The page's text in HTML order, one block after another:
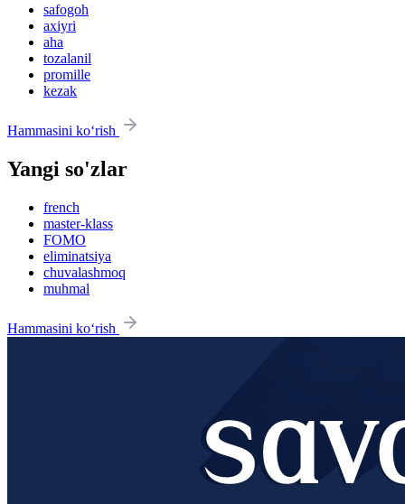
safogoh
axiyri
aha
tozalanil
promille
kezak
Hammasini ko‘rish
Yangi so'zlar
french
master-klass
FOMO
eliminatsiya
chuvalashmoq
muhmal
Hammasini ko‘rish